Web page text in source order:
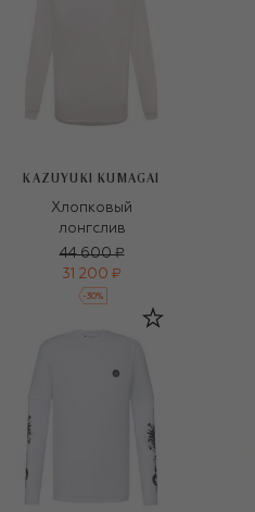
KAZUYUKI KUMAGAI
Хлопковый
лонгслив
44 600 ₽
31 200 ₽
-30%